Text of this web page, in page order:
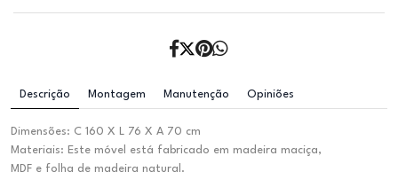
Descrição Montagem Manutenção Opiniões
Dimensões: C 160 X L 76 X A 70 cm
Materiais: Este móvel está fabricado em madeira maciça,
MDF e folha de madeira natural.